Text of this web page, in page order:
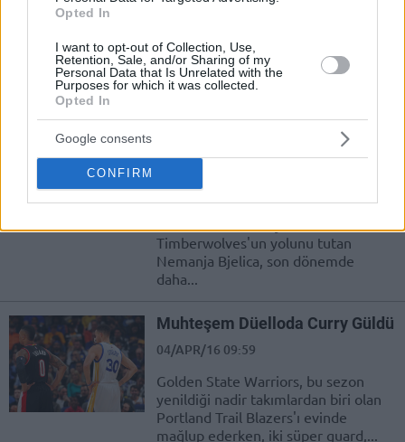
Opted In
I want to opt-out of Collection, Use,
Retention, Sale, and/or Sharing of my
Personal Data that Is Unrelated with the
Purposes for which it was collected.
Opted In
Google consents
CONFIRM
toplandığı Shaqtin A Fool’un bu
haftaki bölümü de yayınlandı. Bu...
Nemanja Bjelica’dan Kariyer
08/APR/16 09:53
Geçtiğimiz sezon Fenerbahçe
formasıyla Euroleague MVP'si
Timberwolves'un yolunu tutan
Nemanja Bjelica, son dönemde
daha...
Muhteşem Düelloda Curry Güldü
04/APR/16 09:59
Golden State Warriors, bu sezon
yenildiği nadir takımlardan biri olan
Portland Trail Blazers'ı evinde
mağlup ederken, iki süper guard,...